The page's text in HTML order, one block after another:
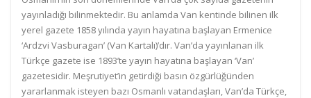
yayınladığı bilinmektedir. Bu anlamda Van kentinde bilinen ilk
yerel gazete 1858 yılında yayın hayatına başlayan Ermenice
‘Ardzvi Vasburagan’ (Van Kartalı)’dır. Van’da yayınlanan ilk
Türkçe gazete ise 1893’te yayın hayatına başlayan ‘Van’
gazetesidir. Meşrutiyet’in getirdiği basın özgürlüğünden
yararlanmak isteyen bazı Osmanlı vatandaşları, Van’da Türkçe,